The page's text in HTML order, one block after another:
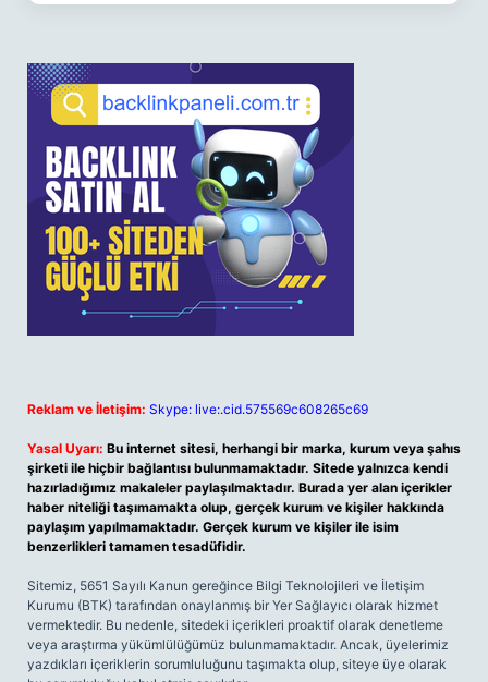
Reklam ve İletişim: Skype: live:.cid.575569c608265c69
Yasal Uyarı: Bu internet sitesi, herhangi bir marka, kurum veya şahıs
şirketi ile hiçbir bağlantısı bulunmamaktadır. Sitede yalnızca kendi
hazırladığımız makaleler paylaşılmaktadır. Burada yer alan içerikler
haber niteliği taşımamakta olup, gerçek kurum ve kişiler hakkında
paylaşım yapılmamaktadır. Gerçek kurum ve kişiler ile isim
benzerlikleri tamamen tesadüfidir.
Sitemiz, 5651 Sayılı Kanun gereğince Bilgi Teknolojileri ve İletişim
Kurumu (BTK) tarafından onaylanmış bir Yer Sağlayıcı olarak hizmet
vermektedir. Bu nedenle, sitedeki içerikleri proaktif olarak denetleme
veya araştırma yükümlülüğümüz bulunmamaktadır. Ancak, üyelerimiz
yazdıkları içeriklerin sorumluluğunu taşımakta olup, siteye üye olarak